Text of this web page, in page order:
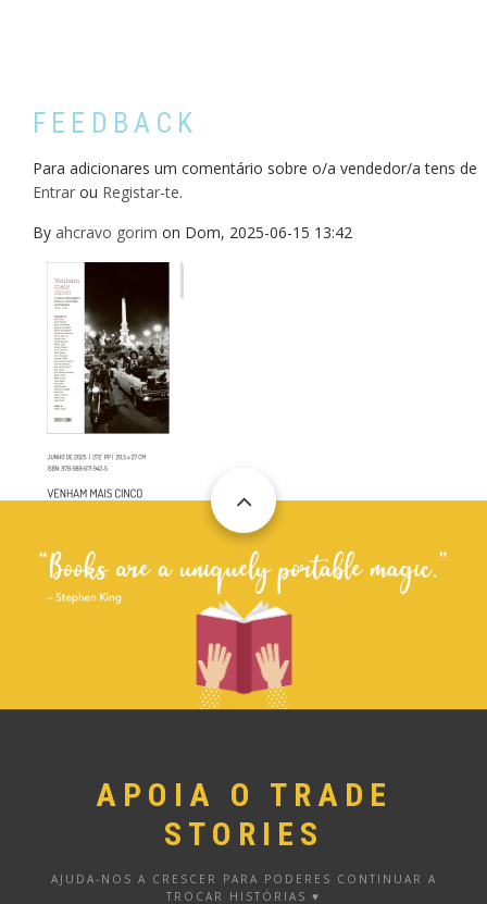
FEEDBACK
Para adicionares um comentário sobre o/a vendedor/a tens de
Entrar ou Registar-te.
By ahcravo gorim on Dom, 2025-06-15 13:42
APOIA O TRADE
STORIES
AJUDA-NOS A CRESCER PARA PODERES CONTINUAR A
TROCAR HISTÓRIAS ♥